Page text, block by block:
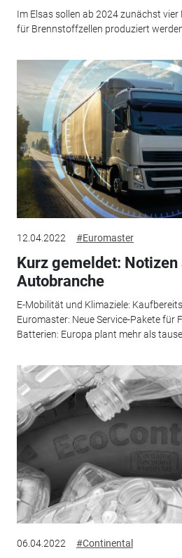
Im Elsas sollen ab 2024 zunächst
für Brennstoffzellen produziert
12.04.2022 #Euromaster
Kurz gemeldet: Notizen
Autobranche
E-Mobilität und Klimaziele:
Euromaster: Neue Service-Pakete für
Batterien: Europa plant mehr als
06.04.2022 #Continental